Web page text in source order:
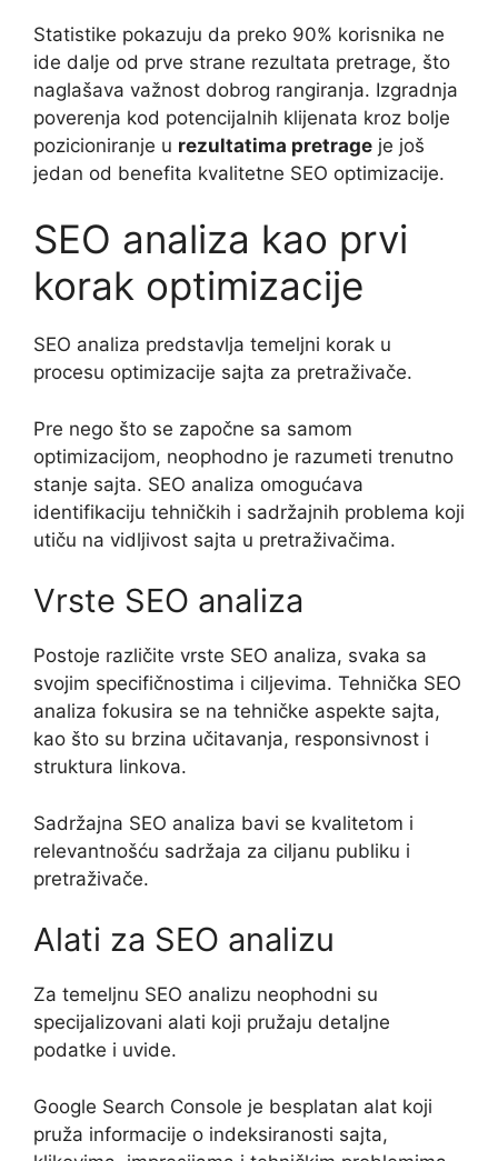
Statistike pokazuju da preko 90% korisnika ne
ide dalje od prve strane rezultata pretrage, što
naglašava važnost dobrog rangiranja. Izgradnja
poverenja kod potencijalnih klijenata kroz bolje
pozicioniranje u rezultatima pretrage je još
jedan od benefita kvalitetne SEO optimizacije.
SEO analiza kao prvi
korak optimizacije
SEO analiza predstavlja temeljni korak u
procesu optimizacije sajta za pretraživače.
Pre nego što se započne sa samom
optimizacijom, neophodno je razumeti trenutno
stanje sajta. SEO analiza omogućava
identifikaciju tehničkih i sadržajnih problema koji
utiču na vidljivost sajta u pretraživačima.
Vrste SEO analiza
Postoje različite vrste SEO analiza, svaka sa
svojim specifičnostima i ciljevima. Tehnička SEO
analiza fokusira se na tehničke aspekte sajta,
kao što su brzina učitavanja, responsivnost i
struktura linkova.
Sadržajna SEO analiza bavi se kvalitetom i
relevantnošću sadržaja za ciljanu publiku i
pretraživače.
Alati za SEO analizu
Za temeljnu SEO analizu neophodni su
specijalizovani alati koji pružaju detaljne
podatke i uvide.
Google Search Console je besplatan alat koji
pruža informacije o indeksiranosti sajta,